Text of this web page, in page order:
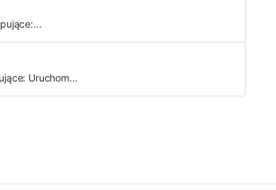
Uruchom...